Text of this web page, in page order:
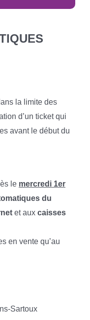
la limite des
d’un ticket qui
avant le début du
le mercredi 1er
du
et aux caisses
en vente qu’au
Sartoux